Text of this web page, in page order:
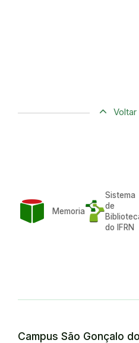
Memoria
Sistema
de
do IFRN
Campus São Gonçalo